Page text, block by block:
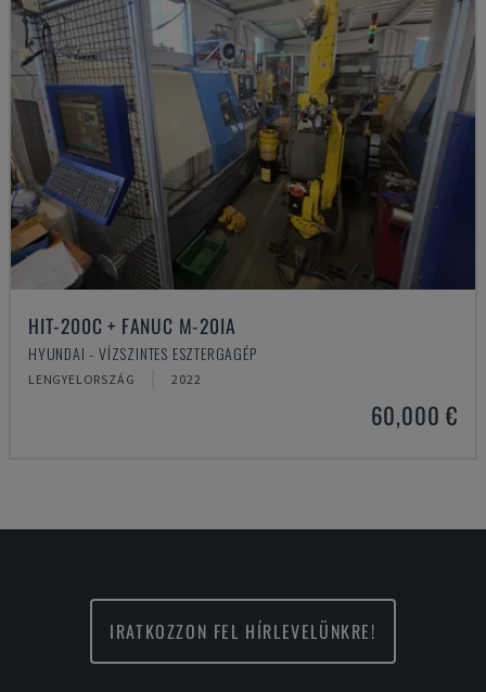
HIT-200C + FANUC M-20IA
HYUNDAI - VÍZSZINTES ESZTERGAGÉP
LENGYELORSZÁG 2022
60,000 €
IRATKOZZON FEL HÍRLEVELÜNKRE!